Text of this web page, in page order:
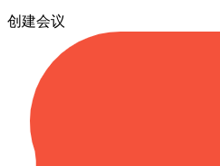
创建会议